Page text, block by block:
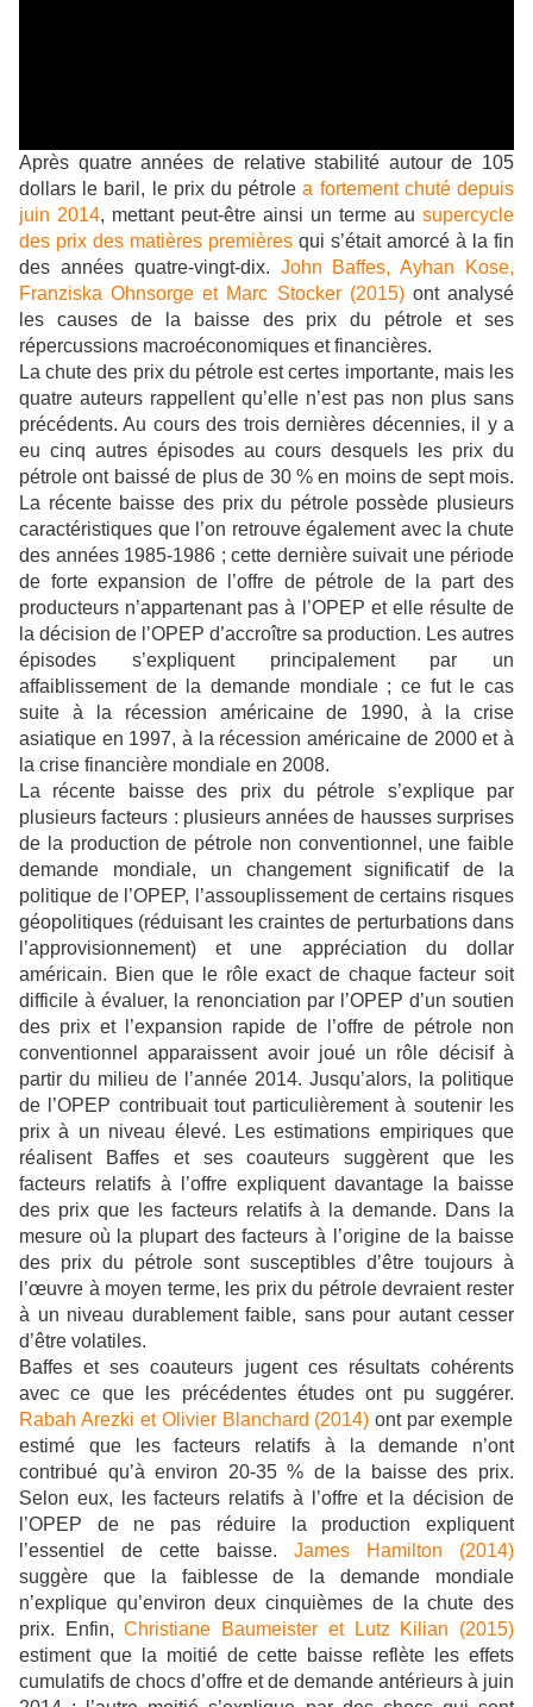
Après quatre années de relative stabilité autour de 105
dollars le baril, le prix du pétrole a fortement chuté depuis
juin 2014, mettant peut-être ainsi un terme au supercycle
des prix des matières premières qui s’était amorcé à la fin
des années quatre-vingt-dix. John Baffes, Ayhan Kose,
Franziska Ohnsorge et Marc Stocker (2015) ont analysé
les causes de la baisse des prix du pétrole et ses
répercussions macroéconomiques et financières.
La chute des prix du pétrole est certes importante, mais les
quatre auteurs rappellent qu’elle n’est pas non plus sans
précédents. Au cours des trois dernières décennies, il y a
eu cinq autres épisodes au cours desquels les prix du
pétrole ont baissé de plus de 30 % en moins de sept mois.
La récente baisse des prix du pétrole possède plusieurs
caractéristiques que l’on retrouve également avec la chute
des années 1985-1986 ; cette dernière suivait une période
de forte expansion de l’offre de pétrole de la part des
producteurs n’appartenant pas à l’OPEP et elle résulte de
la décision de l’OPEP d’accroître sa production. Les autres
épisodes s’expliquent principalement par un
affaiblissement de la demande mondiale ; ce fut le cas
suite à la récession américaine de 1990, à la crise
asiatique en 1997, à la récession américaine de 2000 et à
la crise financière mondiale en 2008.
La récente baisse des prix du pétrole s’explique par
plusieurs facteurs : plusieurs années de hausses surprises
de la production de pétrole non conventionnel, une faible
demande mondiale, un changement significatif de la
politique de l’OPEP, l’assouplissement de certains risques
géopolitiques (réduisant les craintes de perturbations dans
l’approvisionnement) et une appréciation du dollar
américain. Bien que le rôle exact de chaque facteur soit
difficile à évaluer, la renonciation par l’OPEP d’un soutien
des prix et l’expansion rapide de l’offre de pétrole non
conventionnel apparaissent avoir joué un rôle décisif à
partir du milieu de l’année 2014. Jusqu’alors, la politique
de l’OPEP contribuait tout particulièrement à soutenir les
prix à un niveau élevé. Les estimations empiriques que
réalisent Baffes et ses coauteurs suggèrent que les
facteurs relatifs à l’offre expliquent davantage la baisse
des prix que les facteurs relatifs à la demande. Dans la
mesure où la plupart des facteurs à l’origine de la baisse
des prix du pétrole sont susceptibles d’être toujours à
l’œuvre à moyen terme, les prix du pétrole devraient rester
à un niveau durablement faible, sans pour autant cesser
d’être volatiles.
Baffes et ses coauteurs jugent ces résultats cohérents
avec ce que les précédentes études ont pu suggérer.
Rabah Arezki et Olivier Blanchard (2014)ont par exemple
estimé que les facteurs relatifs à la demande n’ont
contribué qu’à environ 20-35 % de la baisse des prix.
Selon eux, les facteurs relatifs à l’offre et la décision de
l’OPEP de ne pas réduire la production expliquent
l’essentiel de cette baisse. James Hamilton (2014)
suggère que la faiblesse de la demande mondiale
n’explique qu’environ deux cinquièmes de la chute des
prix. Enfin, Christiane Baumeister et Lutz Kilian (2015)
estiment que la moitié de cette baisse reflète les effets
cumulatifs de chocs d’offre et de demande antérieurs à juin